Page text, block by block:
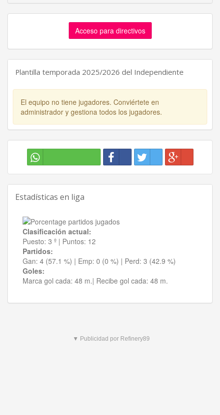
Acceso para directivos
Plantilla temporada 2025/2026 del Independiente
El equipo no tiene jugadores. Conviértete en
administrador y gestiona todos los jugadores.
Estadísticas en liga
Clasificación actual:
Puesto: 3 º | Puntos: 12
Partidos:
Gan: 4 (57.1 %) | Emp: 0 (0 %) | Perd: 3 (42.9 %)
Goles:
Marca gol cada: 48 m.| Recibe gol cada: 48 m.
▼ Publicidad por Refinery89